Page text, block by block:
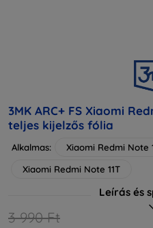
3MK ARC+ FS Xiaomi
teljes kijelzős fólia
Alkalmas:
Xiaomi Redmi Note
Xiaomi Redmi Note 11T
Leírás és
3 990 Ft